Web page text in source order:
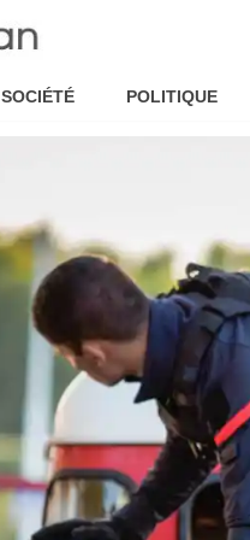
SOCIÉTÉ POLITIQUE
Torres Brèves